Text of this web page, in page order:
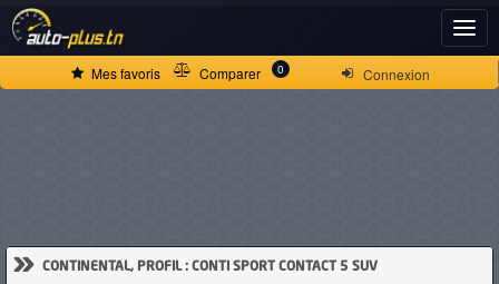
Connexion
Mes favoris Comparer 0
» CONTINENTAL, PROFIL : CONTI SPORT CONTACT 5 SUV
ACCUEIL